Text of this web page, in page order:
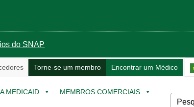
do SNAP
Torne-se um membro Encontrar um Médico
MEDICAID MEMBROS COMERCIAIS